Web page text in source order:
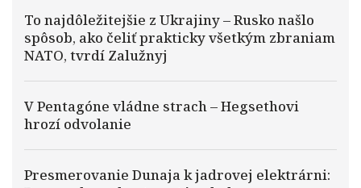
To najdôležitejšie z Ukrajiny – Rusko našlo
spôsob, ako čeliť prakticky všetkým zbraniam
NATO, tvrdí Zalužnyj
V Pentagóne vládne strach – Hegsethovi
hrozí odvolanie
Presmerovanie Dunaja k jadrovej elektrárni: